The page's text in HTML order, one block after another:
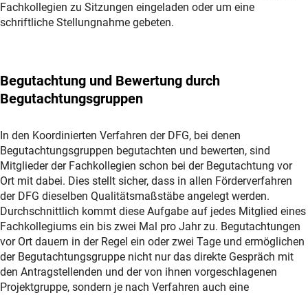
Fachkollegien zu Sitzungen eingeladen oder um eine
schriftliche Stellungnahme gebeten.
Begutachtung und Bewertung durch
Begutachtungsgruppen
In den Koordinierten Verfahren der DFG, bei denen
Begutachtungsgruppen begutachten und bewerten, sind
Mitglieder der Fachkollegien schon bei der Begutachtung vor
Ort mit dabei. Dies stellt sicher, dass in allen Förderverfahren
der DFG dieselben Qualitätsmaßstäbe angelegt werden.
Durchschnittlich kommt diese Aufgabe auf jedes Mitglied eines
Fachkollegiums ein bis zwei Mal pro Jahr zu. Begutachtungen
vor Ort dauern in der Regel ein oder zwei Tage und ermöglichen
der Begutachtungsgruppe nicht nur das direkte Gespräch mit
den Antragstellenden und der von ihnen vorgeschlagenen
Projektgruppe, sondern je nach Verfahren auch eine